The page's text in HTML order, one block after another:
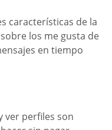
características de la
los me gusta de
en tiempo
ver perfiles son